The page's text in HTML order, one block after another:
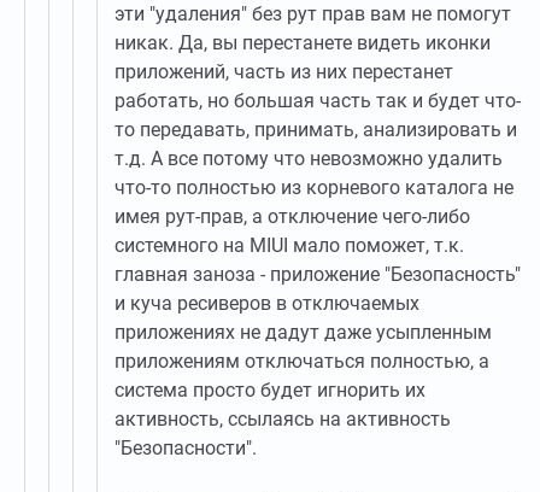
эти "удаления" без рут прав вам не помогут
никак. Да, вы перестанете видеть иконки
приложений, часть из них перестанет
работать, но большая часть так и будет что-
то передавать, принимать, анализировать и
т.д. А все потому что невозможно удалить
что-то полностью из корневого каталога не
имея рут-прав, а отключение чего-либо
системного на MIUI мало поможет, т.к.
главная заноза - приложение "Безопасность"
и куча ресиверов в отключаемых
приложениях не дадут даже усыпленным
приложениям отключаться полностью, а
система просто будет игнорить их
активность, ссылаясь на активность
"Безопасности".